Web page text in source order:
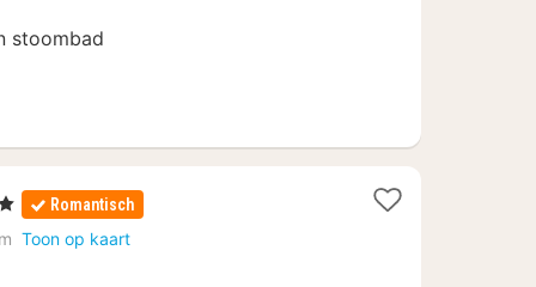
stoombad
Romantisch
Toon op kaart